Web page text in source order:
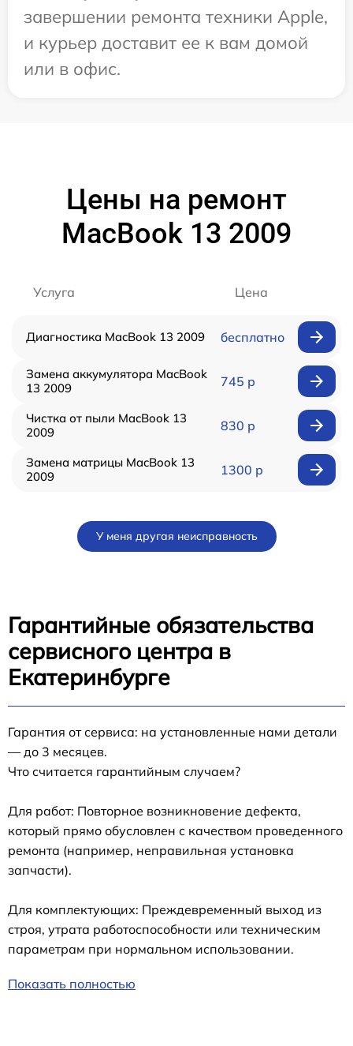
завершении ремонта техники Apple,
и курьер доставит ее к вам домой
или в офис.
Цены на ремонт
MacBook 13 2009
Услуга Цена
Диагностика MacBook 13 2009 бесплатно
Замена аккумулятора MacBook
13 2009
745 р
Чистка от пыли MacBook 13
2009
830 р
Замена матрицы MacBook 13
2009
1300 р
У меня другая неисправность
Гарантийные обязательства
сервисного центра в
Екатеринбурге
Гарантия от сервиса: на установленные нами детали
— до 3 месяцев.
Что считается гарантийным случаем?
Для работ: Повторное возникновение дефекта,
который прямо обусловлен с качеством проведенного
ремонта (например, неправильная установка
запчасти).
Для комплектующих: Преждевременный выход из
строя, утрата работоспособности или техническим
параметрам при нормальном использовании.
Показать полностью